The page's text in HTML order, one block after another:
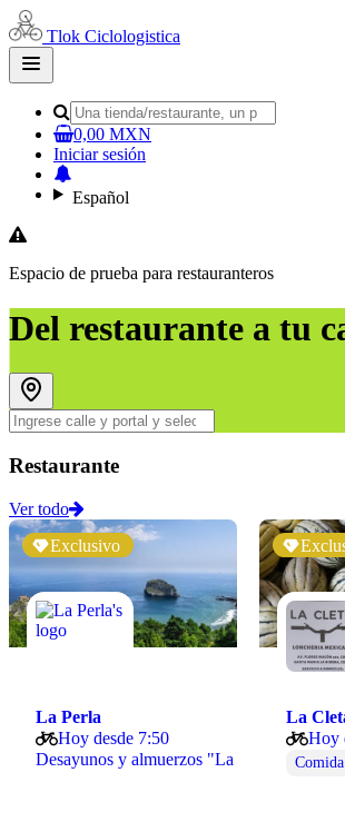
Tlok Ciclologistica
Open
main
0,00 MXN
Iniciar sesión
Español
Espacio de prueba para restauranteros
Del restaurante a tu
Restaurante
Ver todo
Exclusivo
La Perla
Hoy desde 7:50
La
Hoy